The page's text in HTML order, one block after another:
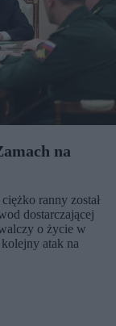
na
ranny został
dostarczającej
o życie w
atak na